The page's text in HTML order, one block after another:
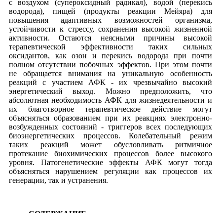
с воздухом (супероксидный радикал), водой (перекись
водорода), пищей (продукты реакции Мейяра) для
повышения адаптивных возможностей организма,
устойчивости к стрессу, сохранения высокой жизненной
активности. Остаются неясными причины высокой
терапевтической эффективности таких сильных
оксидантов, как озон и перекись водорода при почти
полном отсутствии побочных эффектов. При этом почти
не обращается внимания на уникальную особенность
реакций с участием АФК - их чрезвычайно высокий
энергетический выход. Можно предположить, что
абсолютная необходимость АФК для жизнедеятельности и
их благотворное терапевтическое действие могут
объясняться образованием при их реакциях электронно-
возбужденных состояний - триггеров всех последующих
биоэнергетических процессов. Колебательный режим
таких реакций может обусловливать ритмичное
протекание биохимических процессов более высокого
уровня. Патогенетические эффекты АФК могут тогда
объясняться нарушением регуляции как процессов их
генерации, так и устранения.